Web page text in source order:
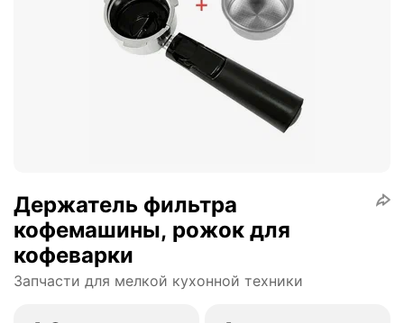
Держатель фильтра
кофемашины, рожок для
кофеварки
Запчасти для мелкой кухонной техники